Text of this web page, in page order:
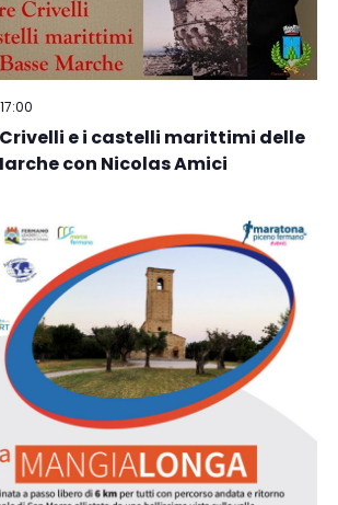
e i castelli marittimi delle
con Nicolas Amici